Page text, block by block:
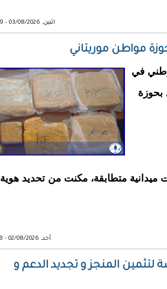
اثنين, 03/08/2026 - 14:59
في
بحوزة
ميدانية متطابقة، مكنت من تحديد هوية
أحد, 02/08/2026 - 07:08
المنجز و تجديد الدعم و